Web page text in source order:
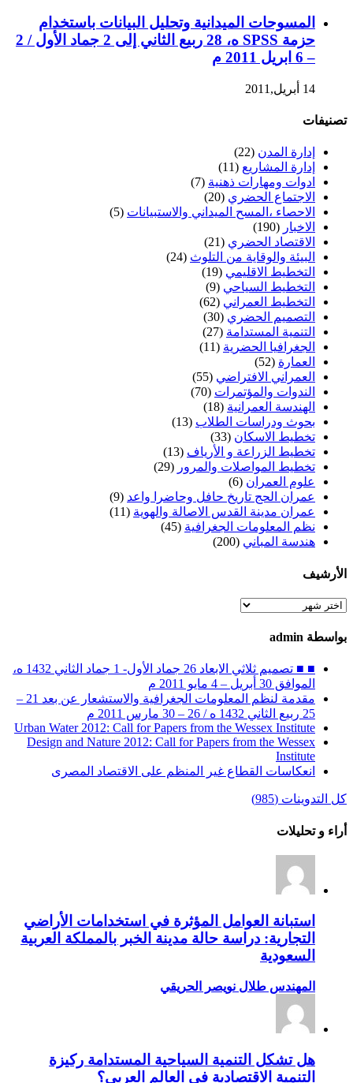
المسوحات الميدانية وتحليل البيانات باستخدام
حزمة SPSS ه، 28 ربيع الثاني إلى 2 جماد الأول / 2
– 6 ابريل 2011 م
14 أبريل,2011
تصنيفات
إدارة المدن (22)
إدارة المشاريع (11)
ادوات ومهارات ذهنية (7)
الاجتماع الحضري (20)
الاحصاء ،المسح الميداني والاستبيانات (5)
الاخبار (190)
الاقتصاد الحضري (21)
البيئة والوقاية من التلوث (24)
التخطيط الاقليمي (19)
التخطيط السياحي (9)
التخطيط العمراني (62)
التصميم الحضري (30)
التنمية المستدامة (27)
الجغرافيا الحضرية (11)
العمارة (52)
العمراني الافتراضي (55)
الندوات والمؤتمرات (70)
الهندسة العمرانية (18)
بحوث ودراسات الطلاب (13)
تخطيط الاسكان (33)
تخطيط الزراعة و الأرياف (13)
تخطيط المواصلات والمرور (29)
علوم العمران (6)
عمران الحج تاريخ حافل وحاضرا واعد (9)
عمران مدينة القدس الاصالة والهوية (11)
نظم المعلومات الجغرافية (45)
هندسة المباني (200)
الأرشيف
الأرشيف
بواسطة admin
■ ■ تصميم ثلاثي الابعاد 26 جماد الأول- 1 جماد الثاني 1432 ه،
الموافق 30 أبريل – 4 مايو 2011 م
مقدمة لنظم المعلومات الجغرافية والاستشعار عن بعد 21 –
25 ربيع الثاني 1432 ه / 26 – 30 مارس 2011 م
Urban Water 2012: Call for Papers from the Wessex Institute
Design and Nature 2012: Call for Papers from the Wessex
Institute‏
انعكاسات القطاع غير المنظم على الاقتصاد المصرى
كل التدوينات (985)
أراء و تحليلات
استبانة العوامل المؤثرة في استخدامات الأراضي
التجارية: دراسة حالة مدينة الخبر بالمملكة العربية
السعودية
المهندس طلال نويصر الحريقي
هل تشكل التنمية السياحية المستدامة ركيزة
التنمية الاقتصادية في العالم العربي؟